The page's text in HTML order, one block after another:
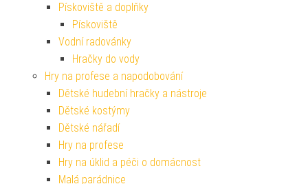
Pískoviště a doplňky
Pískoviště
Vodní radovánky
Hračky do vody
Hry na profese a napodobování
Dětské hudební hračky a nástroje
Dětské kostýmy
Dětské nářadí
Hry na profese
Hry na úklid a péči o domácnost
Malá parádnice